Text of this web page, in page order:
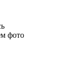
фото